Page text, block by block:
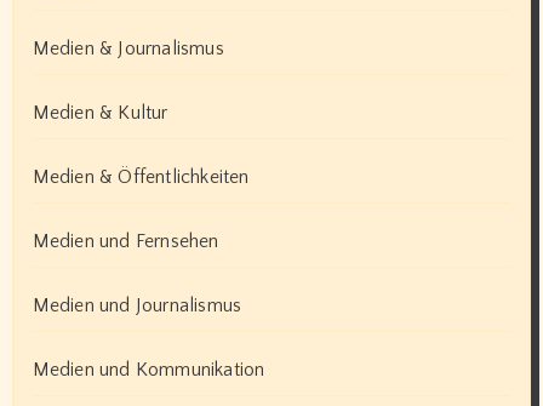
Medien & Journalismus
Medien & Kultur
Medien & Öffentlichkeiten
Medien und Fernsehen
Medien und Journalismus
Medien und Kommunikation